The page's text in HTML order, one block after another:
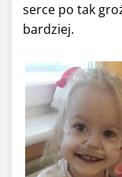
serce po tak
bardziej.